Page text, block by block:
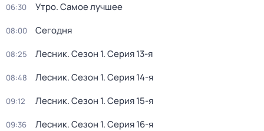
06:30 Утро. Самое лучшее
08:00 Сегодня
08:25 Лесник. Сезон 1. Серия 13-я
08:48 Лесник. Сезон 1. Серия 14-я
09:12 Лесник. Сезон 1. Серия 15-я
09:36 Лесник. Сезон 1. Серия 16-я